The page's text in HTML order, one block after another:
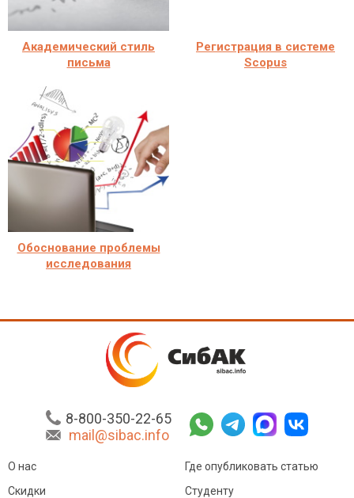
Академический стиль
письма
Регистрация в системе
Scopus
Обоснование проблемы
исследования
8-800-350-22-65
mail@sibac.info
О нас
Скидки
Где опубликовать статью
Студенту